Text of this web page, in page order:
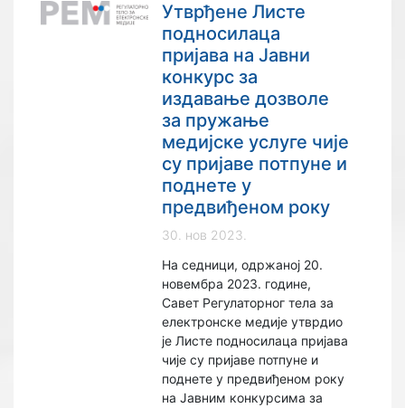
Утврђене Листе
подносилаца
пријавa на Јавни
конкурс за
издавање дозволe
за пружање
медијске услуге чије
су пријаве потпуне и
поднете у
предвиђеном року
30. нов 2023.
На седници, одржаној 20.
новембра 2023. године,
Савет Регулаторног тела за
електронске медије утврдио
је Листе подносилаца пријавa
чије су пријаве потпуне и
поднете у предвиђеном року
на Јавним конкурсима за